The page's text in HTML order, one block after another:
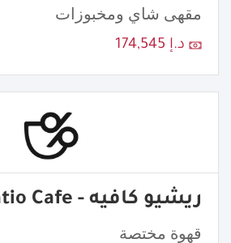
مقهى شاي ومخبوزات
د.إ 174,545
ريشيو كافيه - Ratio Cafe
قهوة مختصة